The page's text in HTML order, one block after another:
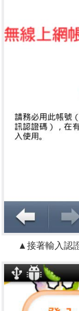
▲接著輸入認